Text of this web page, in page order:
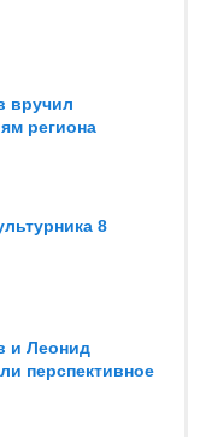
вручил
региона
8
и Леонид
перспективное